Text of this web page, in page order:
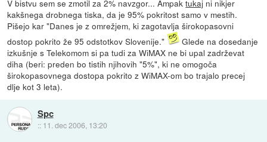
V bistvu sem se zmotil za 2% navzgor... Ampaktukaj ni nikjer
kakšnega drobnega tiska, da je 95% pokritost samo v mestih.
Pišejo kar "Danes je z omrežjem, ki zagotavlja širokopasovni
dostop pokrito že 95 odstotkov Slovenije."
Glede na dosedanje
izkušnje s Telekomom si pa tudi za WiMAX ne bi upal zadrževat
diha (beri: preden bo tistih njihovih "5%", ki ne omogoča
širokopasovnega dostopa pokrito z WiMAX-om bo trajalo precej
dlje kot 3 leta).
Spc
:: 11. dec 2006, 13:20